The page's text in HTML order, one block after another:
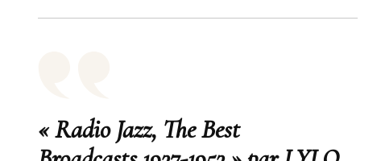
« Radio Jazz, The Best